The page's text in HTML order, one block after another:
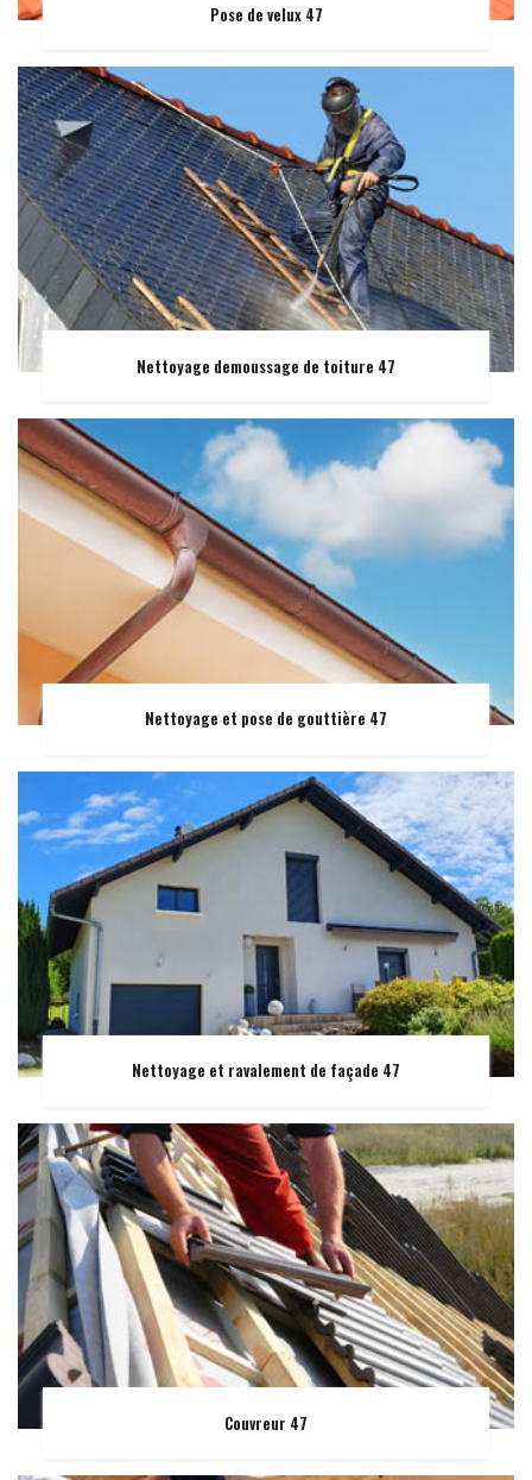
Pose de velux 47
Nettoyage demoussage de toiture 47
Nettoyage et pose de gouttière 47
Nettoyage et ravalement de façade 47
Couvreur 47